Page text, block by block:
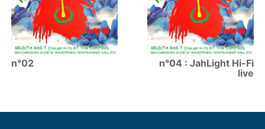
n°02
n°04 : JahLight Hi-Fi
live